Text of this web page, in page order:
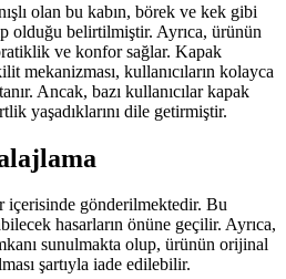
olan bu kabın, börek ve kek gibi
olduğu belirtilmiştir. Ayrıca, ürünün
pratiklik ve konfor sağlar. Kapak
mekanizması, kullanıcıların kolayca
Ancak, bazı kullanıcılar kapak
yaşadıklarını dile getirmiştir.
içerisinde gönderilmektedir. Bu
hasarların önüne geçilir. Ayrıca,
sunulmakta olup, ürünün orijinal
şartıyla iade edilebilir.